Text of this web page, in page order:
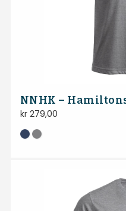
NNHK –
kr279,00